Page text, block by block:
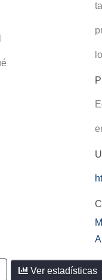
Ver estadísticas